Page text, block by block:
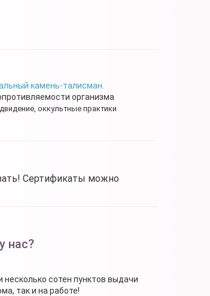
камень-талисман.
организма
оккультные практики
Сертификаты можно
нас?
несколько сотен пунктов выдачи
так и на работе!